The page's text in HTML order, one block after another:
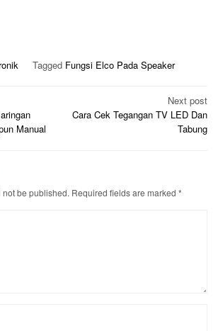
Tagged Fungsi Elco Pada Speaker
Manual
Next post
Cara Cek Tegangan TV LED Dan
Tabung
be published. Required fields are marked *